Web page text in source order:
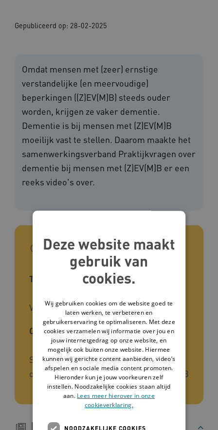
Gepubliceerd op: 28-02-2025
Omdat mensen met (zeer) ernstige
verstandelijke (en meervoudige)
beperkingen ((Z)EV(M)B) steeds ouder
worden, krijgen ze vaker dementie.
Dementie is bij mensen met (Z)EV(M)B
moeilijk vast te stellen. Daarom maakte het
samenwerkingsverband Praktijkvragen over
dementie bij mensen met (Z)EV(M)B er een
reeks video's over.
In het kort
Type tool
Video
Ontwikkelaar
Samenwerkingsverband Praktijkvragen
over dementie bij mensen met (Z)EV(M)B
Deze website maakt
gebruik van
cookies.
Wij gebruiken cookies om de website goed te
laten werken, te verbeteren en
gebruikerservaring te optimaliseren. Met deze
cookies verzamelen wij informatie over jou en
jouw internetgedrag op onze website, en
mogelijk ook buiten onze website. Hiermee
kunnen wij gerichte content aanbieden, video’s
afspelen en sociale media content promoten.
Hieronder kun je jouw voorkeuren zelf
instellen. Noodzakelijke cookies staan altijd
aan. Lees meer hierover in onze
cookieverklaring.
NOODZAKELIJKE COOKIES